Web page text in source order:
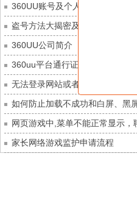
魔物迷宫
每日新服
城防三国志
每日新服
九梦仙域
每日新服
豌豆大作战
每日新服
灵魂序章
每日新服
冒险守护
每日新服
今日
绝地苍穹
每日新服
今日
代号斩
每日新服
今日
360UU账号及个人资料游戏数据
盗号方法大揭密及防范措施？
360UU公司简介
360uu平台通行证用户服务协议和
的条款和条件
无法登录网站或者看不到游戏列表
决方法
如何防止加载不成功和白屏、黑
网页游戏中,菜单不能正常显示，
及其它功能不能正常使用的解决办法
家长网络游戏监护申请流程